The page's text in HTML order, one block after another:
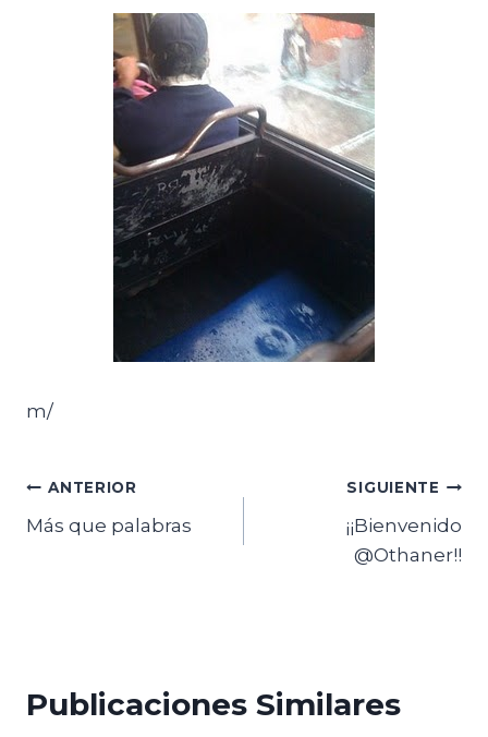
m/
Navegación
de
ANTERIOR
Más que palabras
SIGUIENTE
¡¡Bienvenido
@Othaner!!
Publicaciones Similares